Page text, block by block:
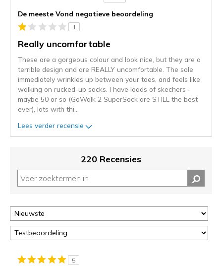
content
wordt
momenteel
gemigreerd
niejee
page_id.
kunt
status
van
deze
of
door
<a
href="javascript:location.href=location.pathname;">hier</a>
page
De meeste Vond negatieve beoordeling
1
Really uncomfortable
These are a gorgeous colour and look nice, but they are a
terrible design and are REALLY uncomfortable. The sole
immediately wrinkles up between your toes, and feels like
walking on rucked-up socks. I have loads of skechers -
maybe 50 or so (GoWalk 2 SuperSock are STILL the best
ever), lots with thi
Lees verder recensie
220 Recensies
5